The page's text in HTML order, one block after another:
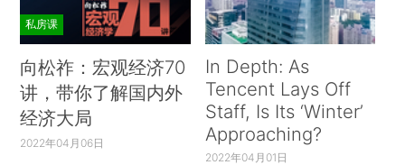
私房课
向松祚：宏观经济70
讲，带你了解国内外
经济大局
2022年04月06日
In Depth: As
Tencent Lays Off
Staff, Is Its ‘Winter’
Approaching?
2022年04月01日